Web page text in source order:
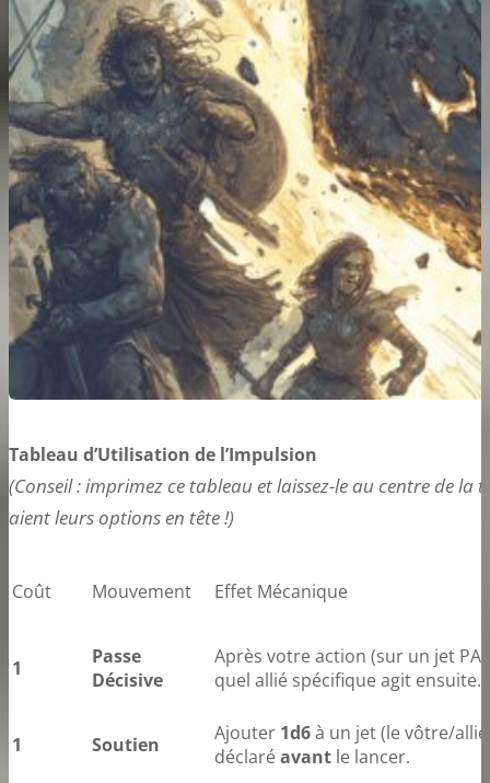
Tableau d’Utilisation de l’Impulsion
(Conseil : imprimez ce tableau et laissez-le au centre de la
aient leurs options en tête !)
Coût Mouvement Effet Mécanique
1
Passe
Décisive
Après votre action (sur un jet
quel allié spécifique agit ensuite.
1 Soutien Ajouter 1d6à un jet (le vôtre/
déclaréavant le lancer.